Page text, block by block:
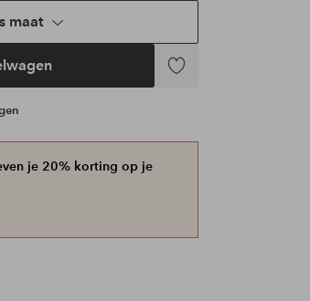
maat
Toevoegen
je 20% korting op je